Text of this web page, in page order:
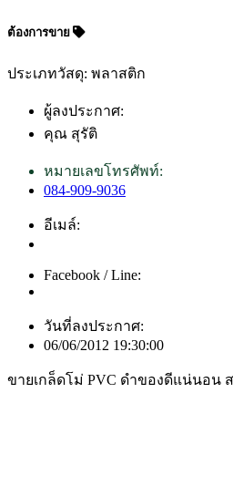
ต้องการขาย
ประเภทวัสดุ: พลาสติก
ผู้ลงประกาศ:
คุณ สุรัติ
หมายเลขโทรศัพท์:
084-909-9036
อีเมล์:
Facebook / Line:
วันที่ลงประกาศ:
06/06/2012 19:30:00
ขายเกล็ดโม่ PVC ดำของดีแน่นอน